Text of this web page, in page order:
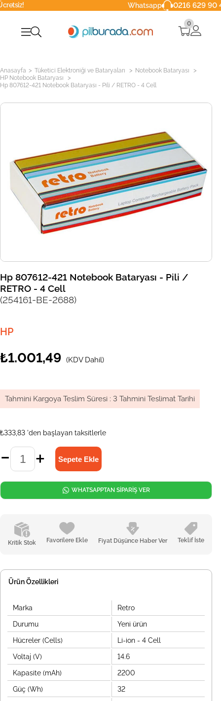
Whatsapp 0216 629 90 40
0
Anasayfa > Tüketici Elektroniği ve Bataryaları > Notebook Bataryası >
HP Notebook Bataryası >
Hp 807612-421 Notebook Bataryası - Pili / RETRO - 4 Cell
Hp 807612-421 Notebook Bataryası - Pili /
RETRO - 4 Cell
(254161-BE-2688)
HP
₺1.001,49 (KDV Dahil)
Tahmini Kargoya Teslim Süresi : 3 Tahmini Teslimat Tarihi
₺333,83 'den başlayan taksitlerle
Kritik Stok Favorilere Ekle Fiyat Düşünce Haber Ver Teklif İste
WHATSAPPTAN SİPARİŞ VER
Ürün Özellikleri
Marka Retro
Durumu Yeni ürün
Hücreler (Cells) Li-ion - 4 Cell
Voltaj (V) 14.6
Kapasite (mAh) 2200
Güç (Wh) 32